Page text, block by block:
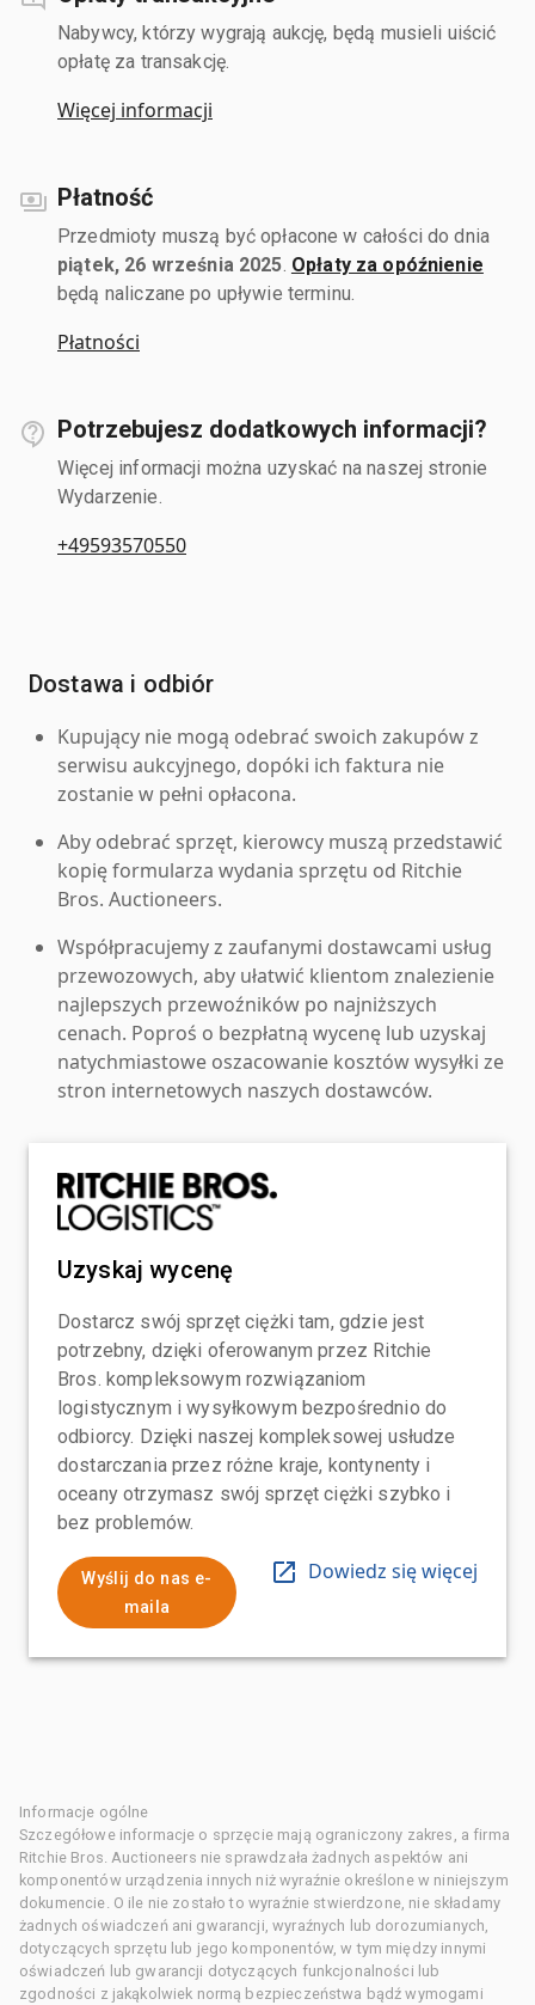
Nabywcy, którzy wygrają aukcję, będą musieli uiścić
opłatę za transakcję.
Więcej informacji
Płatność
Przedmioty muszą być opłacone w całości do dnia
piątek, 26 września 2025 Opłaty za opóźnienie
będą naliczane po upływie terminu.
Płatności
Potrzebujesz dodatkowych informacji?
Więcej informacji można uzyskać na naszej stronie
Wydarzenie.
+49593570550
Dostawa i odbiór
Kupujący nie mogą odebrać swoich zakupów z
serwisu aukcyjnego, dopóki ich faktura nie
zostanie w pełni opłacona.
Aby odebrać sprzęt, kierowcy muszą przedstawić
kopię formularza wydania sprzętu od Ritchie
Bros. Auctioneers.
Współpracujemy z zaufanymi dostawcami usług
przewozowych, aby ułatwić klientom znalezienie
najlepszych przewoźników po najniższych
cenach. Poproś o bezpłatną wycenę lub uzyskaj
natychmiastowe oszacowanie kosztów wysyłki ze
stron internetowych naszych dostawców.
Uzyskaj wycenę
Dostarcz swój sprzęt ciężki tam, gdzie jest
potrzebny, dzięki oferowanym przez Ritchie
Bros. kompleksowym rozwiązaniom
logistycznym i wysyłkowym bezpośrednio do
odbiorcy. Dzięki naszej kompleksowej usłudze
dostarczania przez różne kraje, kontynenty i
oceany otrzymasz swój sprzęt ciężki szybko i
bez problemów.
Wyślij do nas e-
maila
Dowiedz się więcej
Informacje ogólne
Szczegółowe informacje o sprzęcie mają ograniczony zakres, a firma
Ritchie Bros. Auctioneers nie sprawdzała żadnych aspektów ani
komponentów urządzenia innych niż wyraźnie określone w niniejszym
dokumencie. O ile nie zostało to wyraźnie stwierdzone, nie składamy
żadnych oświadczeń ani gwarancji, wyraźnych lub dorozumianych,
dotyczących sprzętu lub jego komponentów, w tym między innymi
oświadczeń lub gwarancji dotyczących funkcjonalności lub
zgodności z jakąkolwiek normą bezpieczeństwa bądź wymogami